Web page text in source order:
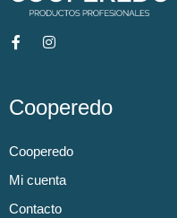
Cooperedo
Cooperedo
Mi cuenta
Contacto